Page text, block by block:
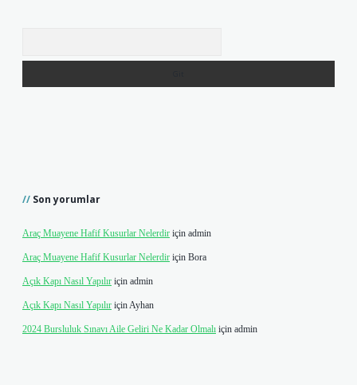
Son yorumlar
Araç Muayene Hafif Kusurlar Nelerdir için admin
Araç Muayene Hafif Kusurlar Nelerdir için Bora
Açık Kapı Nasıl Yapılır için admin
Açık Kapı Nasıl Yapılır içinAyhan
2024 Bursluluk Sınavı Aile Geliri Ne Kadar Olmalı için admin